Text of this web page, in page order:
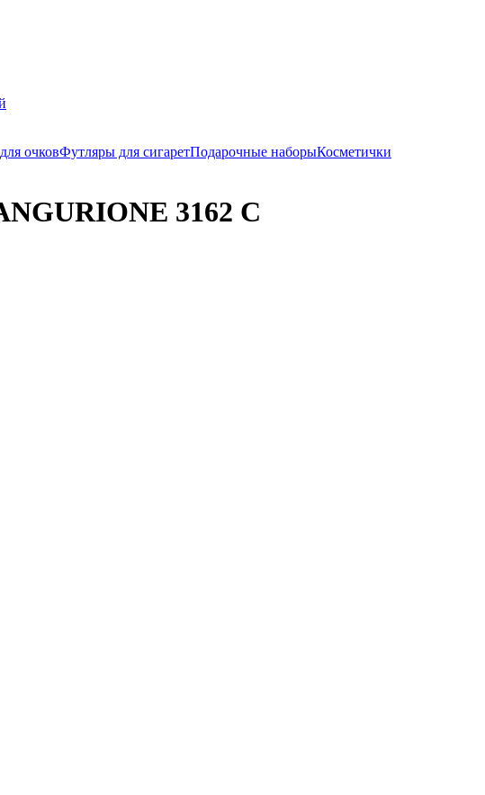
очковФутляры для сигаретПодарочные наборыКосметички
3162 С